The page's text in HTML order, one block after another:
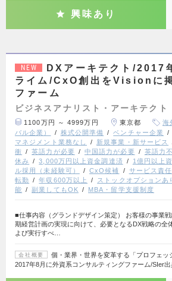
興味あり
NEW
DXアーキテクト/2017
ライム/CxO創出をVisionに
ファーム
ビジネスアナリスト・アーキテクト
1100万円 ～ 4999万円 東京都
海
バル企業）
株式公開準備 ベンチャー企業
マネジメント業務なし
新規事業・新サービス
衝
英語力が必要 中国語力が必要 英語力
休み
3,000万円以上資金調達済 1億円以上
ル採用（未経験可）
CxO候補 サービス責
転勤
年収600万以上 ストックオプションあ
能
副業してもOK MBA・留学支援制度
■仕事内容（グランドデザイン策定） お客様の事業
期経営計画の実現に向けて、必要となるDX戦略の全
よび実行すべ…
会社概要
個・業界・世界を変革する「プロフェ
2017年8月に外資系コンサルティングファーム/SIer出